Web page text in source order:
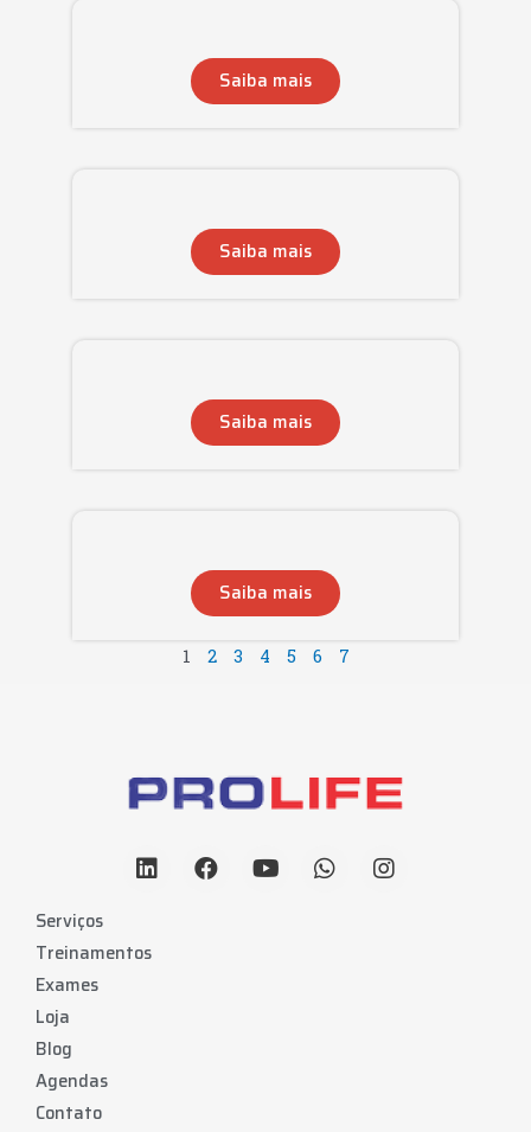
Saiba mais
Saiba mais
Saiba mais
Saiba mais
1 2 3 4 5 6 7
Serviços
Treinamentos
Exames
Loja
Blog
Agendas
Contato